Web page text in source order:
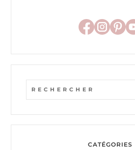
RECHERCHER
CATÉGORIES